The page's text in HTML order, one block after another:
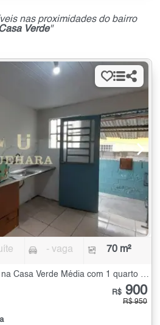
nas proximidades do bairro
Verde"
- vaga 70 m²
Casa Térrea para Alugar na Casa Verde Média com 1 quarto - 70 m²
R$ 900
R$ 950